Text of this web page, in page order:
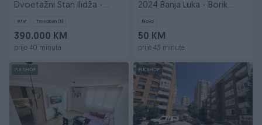
Dvoetažni Stan Ilidža -
87㎡ Trosoban (3)
390.000 KM
prije 40 minuta
2024 Banja Luka - Borik
Novo
50 KM
prije 43 minuta
PIK SHOP PIK SHOP